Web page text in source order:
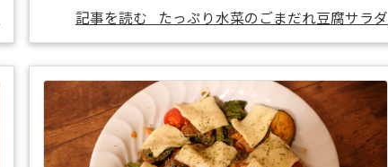
記事を読む たっぷり水菜のごまだれ豆腐サラダ